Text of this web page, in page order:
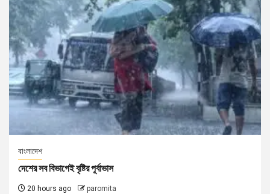
বাংলাদেশ
দেশের সব বিভাগেই বৃষ্টির পূর্বাভাস
20 hours ago paromita